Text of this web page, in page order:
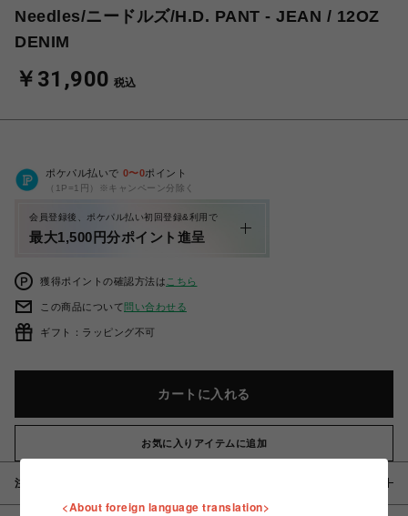
Needles/ニードルズ/H.D. PANT - JEAN / 12OZ
DENIM
￥31,900 税込
ポケパル払いで 0〜0ポイント
（1P=1円）※キャンペーン分除く
会員登録後、ポケパル払い初回登録&利用で
最大1,500円分ポイント進呈
獲得ポイントの確認方法は こちら
この商品について問い合わせる
ギフト：ラッピング不可
カートに入れる
お気に入りアイテムに追加
注意事項
<About foreign language translation>